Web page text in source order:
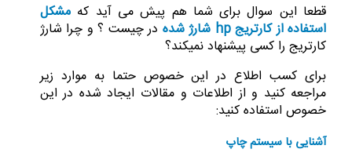
قطعا این سوال برای شما هم پیش می آید کهمشکل
استفاده از کارتریج hp شارژ شده
در چیست ؟ و چرا شارژ
کارتریج را کسی پیشنهاد نمیکند؟
برای کسب اطلاع در این خصوص حتما به موارد زیر
مراجعه کنید و از اطلاعات و مقالات ایجاد شده در این
خصوص استفاده کنید:
آشنایی با سیستم چاپ